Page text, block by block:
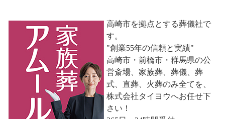
高崎市を拠点とする葬儀社で
す。
"創業55年の信頼と実績"
高崎市・前橋市・群馬県の公
営斎場、家族葬、葬儀、葬
式、直葬、火葬のみ全てを、
株式会社タイヨウへお任せ下
さい！